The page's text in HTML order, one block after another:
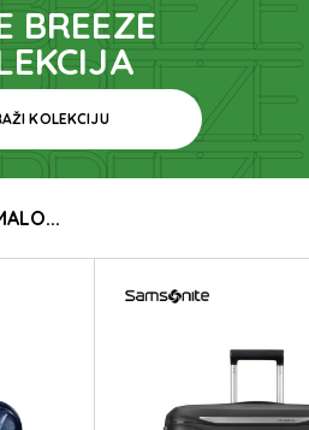
BREEZE
BREEZE
KOLEKCIJU